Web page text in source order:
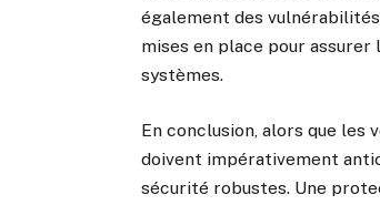
également des
mises en place pour assurer
systèmes.
En conclusion, alors que
doivent impérativement
sécurité robustes. Une